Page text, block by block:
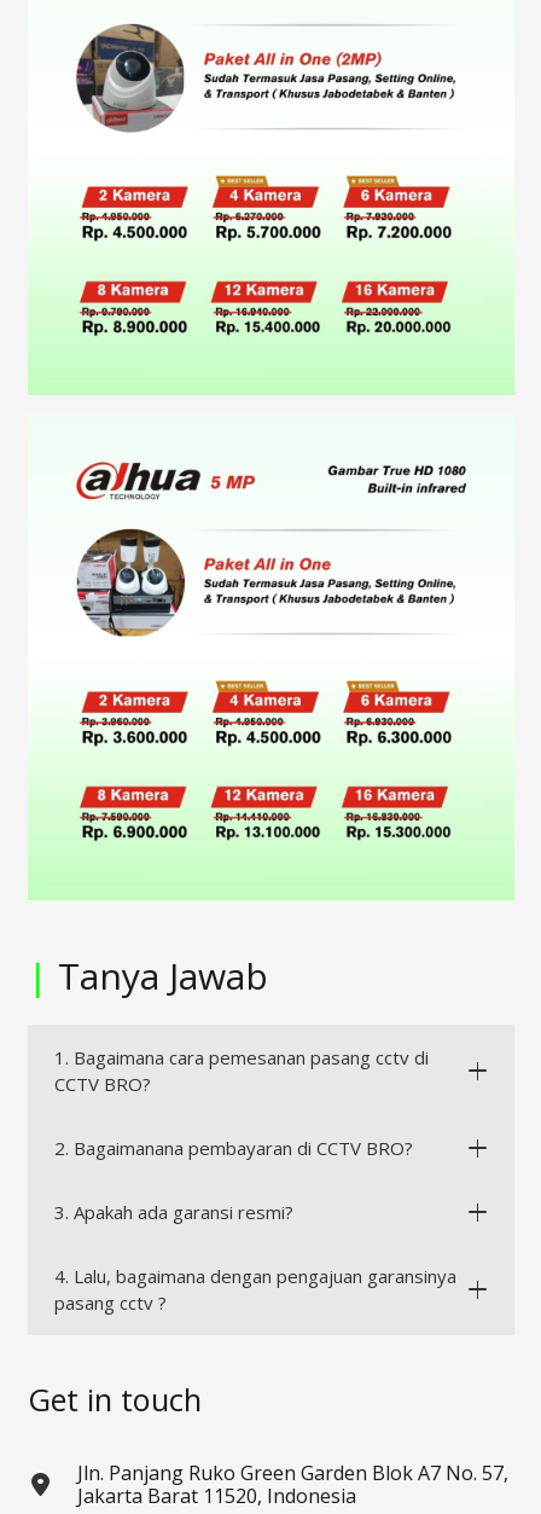
| Tanya Jawab
1. Bagaimana cara pemesanan pasang cctv di
CCTV BRO?
2. Bagaimanana pembayaran di CCTV BRO?
3. Apakah ada garansi resmi?
4. Lalu, bagaimana dengan pengajuan garansinya
pasang cctv ?
Get in touch
Jln. Panjang Ruko Green Garden Blok A7 No. 57,
Jakarta Barat 11520, Indonesia